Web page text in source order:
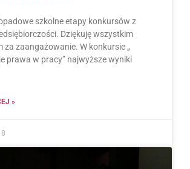
szkolne etapy konkursów z
Dziękuję wszystkim
za zaangażowanie. W konkursie „
prawa w pracy” najwyższe wyniki
»